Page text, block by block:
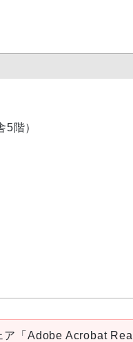
階）
「Adobe Acrobat